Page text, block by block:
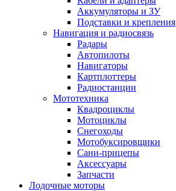
Аккумуляторы и ЗУ
Подставки и крепления
Навигация и радиосвязь
Радары
Автопилоты
Навигаторы
Картплоттеры
Радиостанции
Мототехника
Квадроциклы
Мотоциклы
Снегоходы
Мотобуксировщики
Сани-прицепы
Аксессуары
Запчасти
Лодочные моторы